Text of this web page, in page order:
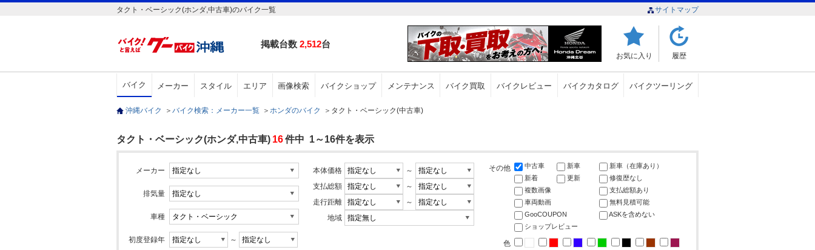
タクト・ベーシック(ホンダ,中古車)のバイク一覧 サイトマップ
掲載台数 2,512台
お気に入り 履歴
バイク メーカー スタイル エリア 画像検索 バイクショップ メンテナンス バイク買取 バイクレビュー バイクカタログ バイクツーリング
沖縄バイク ＞ バイク検索：メーカー一覧 ＞ ホンダのバイク ＞ タクト・ベーシック(中古車)
タクト・ベーシック(ホンダ,中古車) 16件中 1～16件を表示
メーカー
排気量
車種
初度登録年 ～
本体価格
～
支払総額
～
走行距離
～
地域
その他 中古車 新車
新車（在庫あり）
新着
更新
修復歴なし
複数画像
支払総額あり
車両動画
無料見積可能
GooCOUPON
ASKを含めない
ショップレビュー
色